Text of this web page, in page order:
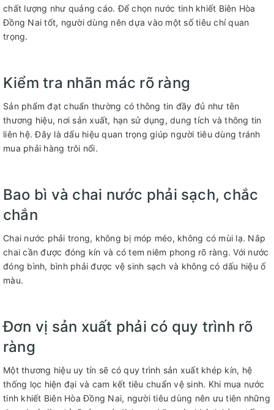
chất lượng như quảng cáo. Để chọn nước tinh khiết Biên Hòa
Đồng Nai tốt, người dùng nên dựa vào một số tiêu chí quan
trọng.
Kiểm tra nhãn mác rõ ràng
Sản phẩm đạt chuẩn thường có thông tin đầy đủ như tên
thương hiệu, nơi sản xuất, hạn sử dụng, dung tích và thông tin
liên hệ. Đây là dấu hiệu quan trọng giúp người tiêu dùng tránh
mua phải hàng trôi nổi.
Bao bì và chai nước phải sạch, chắc
chắn
Chai nước phải trong, không bị móp méo, không có mùi lạ. Nắp
chai cần được đóng kín và có tem niêm phong rõ ràng. Với nước
đóng bình, bình phải được vệ sinh sạch và không có dấu hiệu ố
màu.
Đơn vị sản xuất phải có quy trình rõ
ràng
Một thương hiệu uy tín sẽ có quy trình sản xuất khép kín, hệ
thống lọc hiện đại và cam kết tiêu chuẩn vệ sinh. Khi mua nước
tinh khiết Biên Hòa Đồng Nai, người tiêu dùng nên ưu tiên những